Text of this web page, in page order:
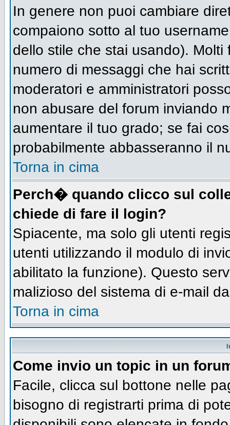
In genere non puoi cambiare
compaiono sotto al tuo
dello stile che stai usando).
numero di messaggi che hai
moderatori e amministratori
non abusare del forum inviando
aumentare il tuo grado; se fai
probabilmente abbasseranno il
Torna in cima
Perch� quando clicco sul
chiede di fare il login?
Spiacente, ma solo gli utenti
utenti utilizzando il modulo di
abilitato la funzione). Questo
malizioso del sistema di e-mail
Torna in cima
Come invio un topic in un
Facile, clicca sul bottone nelle
bisogno di registrarti prima di